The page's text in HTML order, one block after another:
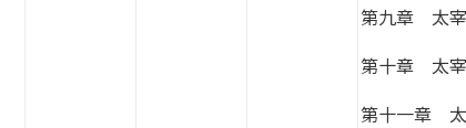
第九章 太宰
第十章 太宰
第十一章 太